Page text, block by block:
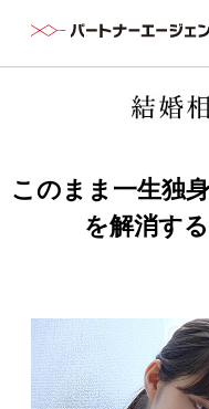
このまま一生独
を解消す